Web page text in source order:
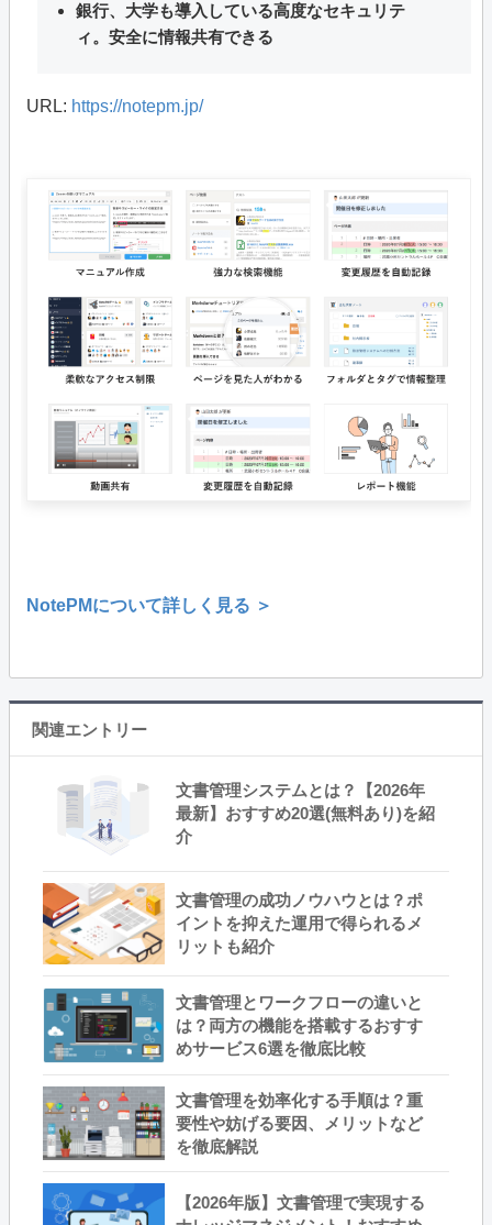
銀行、大学も導入している高度なセキュリテ
ィ。安全に情報共有できる
URL: https://notepm.jp/
NotePMについて詳しく見る ＞
関連エントリー
文書管理システムとは？【2026年
最新】おすすめ20選(無料あり)を紹
介
文書管理の成功ノウハウとは？ポ
イントを抑えた運用で得られるメ
リットも紹介
文書管理とワークフローの違いと
は？両方の機能を搭載するおすす
めサービス6選を徹底比較
文書管理を効率化する手順は？重
要性や妨げる要因、メリットなど
を徹底解説
【2026年版】文書管理で実現する